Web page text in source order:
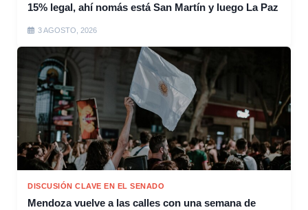
15% legal, ahí nomás está San Martín y luego La Paz
3 AGOSTO, 2026
DISCUSIÓN CLAVE EN EL SENADO
Mendoza vuelve a las calles con una semana de